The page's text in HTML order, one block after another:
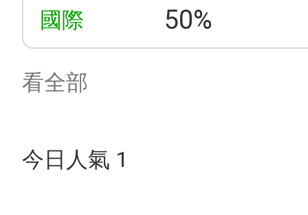
國際 50%
看全部
今日人氣 1